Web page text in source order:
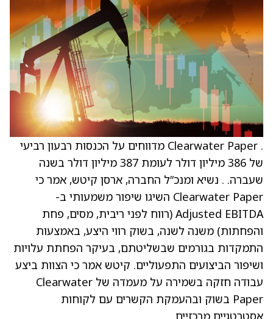
. Clearwater Paper מדווחים על הכנסות רבעון רביעי
של 386 מיליון דולר לעומת 387 מיליון דולר בשנה
שעברה. . נשיא ומנכ”ל החברה, ארסן קיטש, אמר כי
Clearwater Paper השיגו שיפור משמעותי ב-
Adjusted EBITDA (רווח לפני ריבית, מסים, פחת
והפחתות) משנה לשנה, בשוק רווי היצע, באמצעות
התמקדות בגורמים שבשליטתם, בעיקר הפחתת עלויות
ושיפור הביצועים התפעוליים. קיטש אמר כי הצוות ביצע
עבודה חזקה בשמירה על מעמדה של Clearwater
Paper בשוק ובהעמקת הקשרים עם לקוחות
אסטרטגיים מרכזיים.